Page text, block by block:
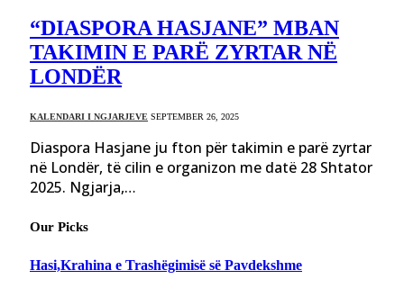
“DIASPORA HASJANE” MBAN
TAKIMIN E PARË ZYRTAR NË
LONDËR
KALENDARI I NGJARJEVE SEPTEMBER 26, 2025
Diaspora Hasjane ju fton për takimin e parë zyrtar
në Londër, të cilin e organizon me datë 28 Shtator
2025. Ngjarja,…
Our Picks
Hasi,Krahina e Trashëgimisë së Pavdekshme